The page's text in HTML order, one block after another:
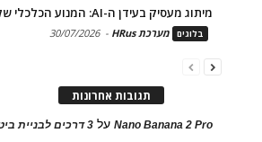
מיתוג מעסיק בעידן ה-AI: המנוע הכלכלי של גיוס ושימור טלנטים
בלוגים מערכת HRus -
30/07/2026
תגובות אחרונות
Nano Banana 2 Proעל 3 דרכים לבניית ביטחון עצמי של עובדים